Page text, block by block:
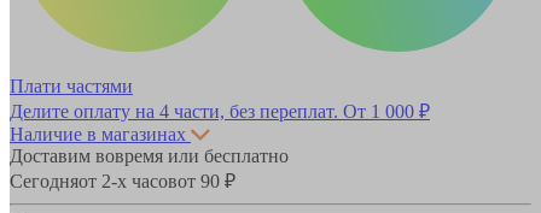
Плати частями
Делите оплату на 4 части, без переплат. От 1 000 ₽
Наличие в магазинах
Доставим вовремя или бесплатно
Сегодняот 2-х часовот 90 ₽